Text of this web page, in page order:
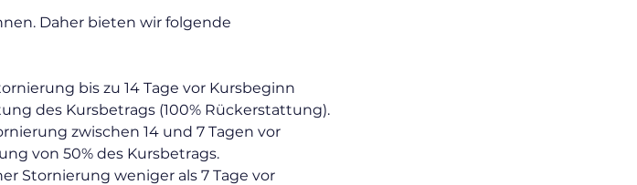
Daher bieten wir folgende
bis zu 14 Tage vor Kursbeginn
des Kursbetrags (100% Rückerstattung).
zwischen 14 und 7 Tagen vor
von 50% des Kursbetrags.
Stornierung weniger als 7 Tage vor